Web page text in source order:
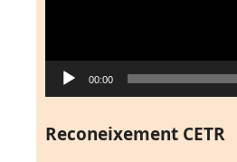
00:00
Reconeixement CETR